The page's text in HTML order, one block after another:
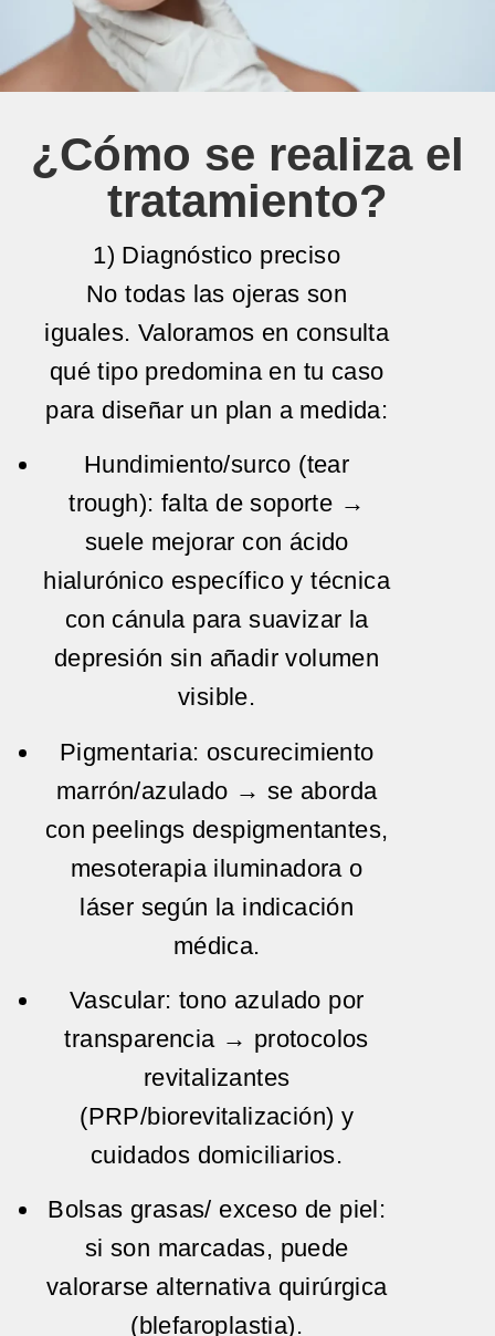
¿Cómo se realiza el
tratamiento?
1) Diagnóstico preciso
No todas las ojeras son
iguales. Valoramos en consulta
qué tipo predomina en tu caso
para diseñar un plan a medida:
Hundimiento/surco (tear
trough): falta de soporte →
suele mejorar con ácido
hialurónico específico y técnica
con cánulapara suavizar la
depresión sin añadir volumen
visible.
Pigmentaria: oscurecimiento
marrón/azulado → se aborda
con peelings despigmentantes,
mesoterapia iluminadora o
láser según la indicación
médica.
Vascular: tono azulado por
transparencia → protocolos
revitalizantes
(PRP/biorevitalización) y
cuidados domiciliarios.
Bolsas grasas/ exceso de piel:
si son marcadas, puede
valorarse alternativa quirúrgica
(blefaroplastia).